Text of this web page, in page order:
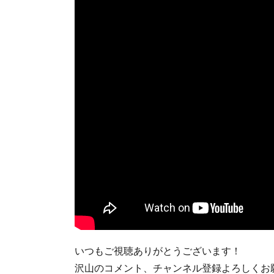
いつもご視聴ありがとうございます！
沢山のコメント、チャンネル登録よろしくお